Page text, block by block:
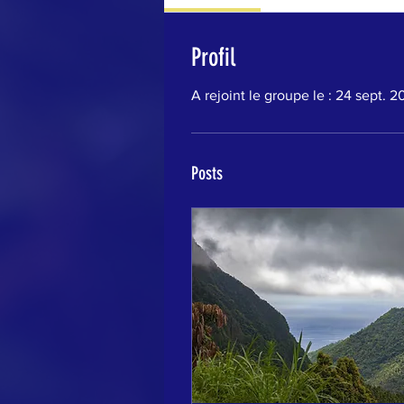
Profil
A rejoint le groupe le : 24 sept.
Posts